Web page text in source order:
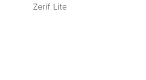
Zerif Lite